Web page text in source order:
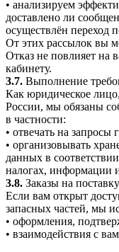
• анализируем
доставлено ли
осуществлён переход
От этих рассылок вы
Отказ не повлияет на
кабинету.
3.7. Выполнение
Как юридическое
России, мы обязаны
в частности:
• отвечать на запросы
• организовывать
данных в
налогах, информации
3.8. Заказы на
Если вам открыт
запасных частей, мы
• оформления,
• взаимодействия с